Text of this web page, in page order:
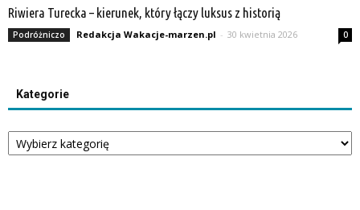
Riwiera Turecka – kierunek, który łączy luksus z historią
Podróżniczo Redakcja Wakacje-marzen.pl - 30 kwietnia 2026 0
Kategorie
Kategorie